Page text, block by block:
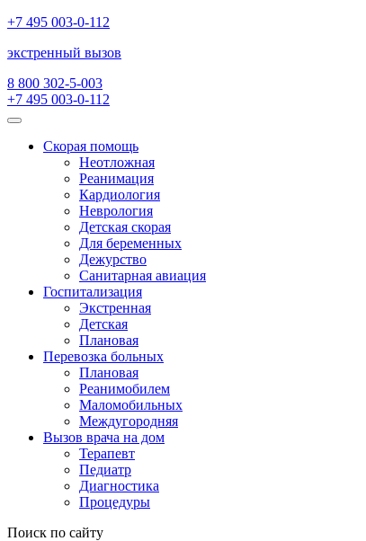
+7 495 003-0-112
экстренный вызов
8 800 302-5-003
+7 495 003-0-112
Скорая помощь
Неотложная
Реанимация
Кардиология
Неврология
Детская скорая
Для беременных
Дежурство
Санитарная авиация
Госпитализация
Экстренная
Детская
Плановая
Перевозка больных
Плановая
Реанимобилем
Маломобильных
Междугородняя
Вызов врача на дом
Терапевт
Педиатр
Диагностика
Процедуры
Поиск по сайту